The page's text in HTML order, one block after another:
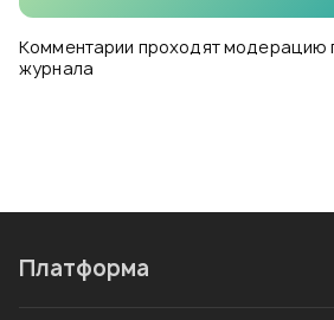
Комментарии проходят модерацию
журнала
Платформа